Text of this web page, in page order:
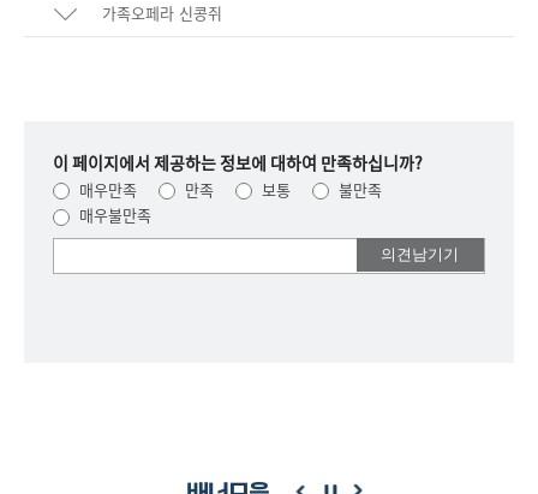
가족오페라 신콩쥐
이 페이지에서 제공하는 정보에 대하여 만족하십니까?
매우만족 만족 보통
불만족
매우불만족
의견을